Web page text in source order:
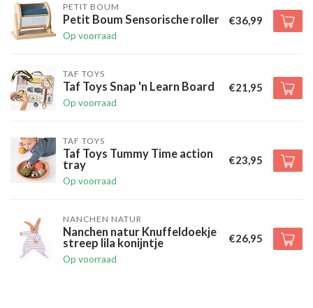
PETIT BOUM
Petit Boum Sensorische roller
Op voorraad
€36,99
TAF TOYS
Taf Toys Snap 'n Learn Board
Op voorraad
€21,95
TAF TOYS
Taf Toys Tummy Time action
tray
Op voorraad
€23,95
NANCHEN NATUR
Nanchen natur Knuffeldoekje
streep lila konijntje
Op voorraad
€26,95